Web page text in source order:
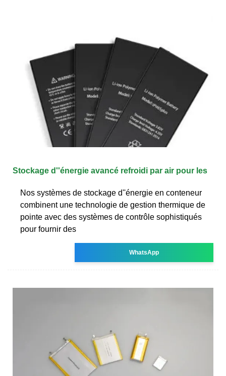
Stockage d''énergie avancé refroidi par air pour les
Nos systèmes de stockage d''énergie en conteneur
combinent une technologie de gestion thermique de
pointe avec des systèmes de contrôle sophistiqués
pour fournir des
WhatsApp